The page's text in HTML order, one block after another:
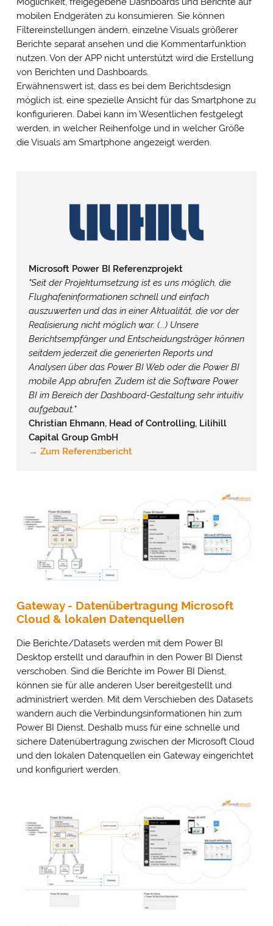
mobilen Endgeräten zu konsumieren. Sie können
Filtereinstellungen ändern, einzelne Visuals größerer
Berichte separat ansehen und die Kommentarfunktion
nutzen. Von der APP nicht unterstützt wird die Erstellung
von Berichten und Dashboards.
Erwähnenswert ist, dass es bei dem Berichtsdesign
möglich ist, eine spezielle Ansicht für das Smartphone zu
konfigurieren. Dabei kann im Wesentlichen festgelegt
werden, in welcher Reihenfolge und in welcher Größe
die Visuals am Smartphone angezeigt werden.
Microsoft Power BI Referenzprojekt
"Seit der Projektumsetzung ist es uns möglich, die
Flughafeninformationen schnell und einfach
auszuwerten und das in einer Aktualität, die vor der
Realisierung nicht möglich war. (...) Unsere
Berichtsempfänger und Entscheidungsträger können
seitdem jederzeit die generierten Reports und
Analysen über das Power BI Web oder die Power BI
mobile App abrufen. Zudem ist die Software Power
BI im Bereich der Dashboard-Gestaltung sehr intuitiv
aufgebaut."
Christian Ehmann, Head of Controlling, Lilihill
Capital Group GmbH
→ Zum Referenzbericht
Gateway - Datenübertragung Microsoft
Cloud & lokalen Datenquellen
Die Berichte/Datasets werden mit dem Power BI
Desktop erstellt und daraufhin in den Power BI Dienst
verschoben. Sind die Berichte im Power BI Dienst,
können sie für alle anderen User bereitgestellt und
administriert werden. Mit dem Verschieben des Datasets
wandern auch die Verbindungsinformationen hin zum
Power BI Dienst. Deshalb muss für eine schnelle und
sichere Datenübertragung zwischen der Microsoft Cloud
und den lokalen Datenquellen ein Gateway eingerichtet
und konfiguriert werden.
Anbieter übertragen und Cookies gesetzt. Über Ihre
Zustimmung würden wir uns freuen. Vielen Dank.
Impressum
&Datenschutz